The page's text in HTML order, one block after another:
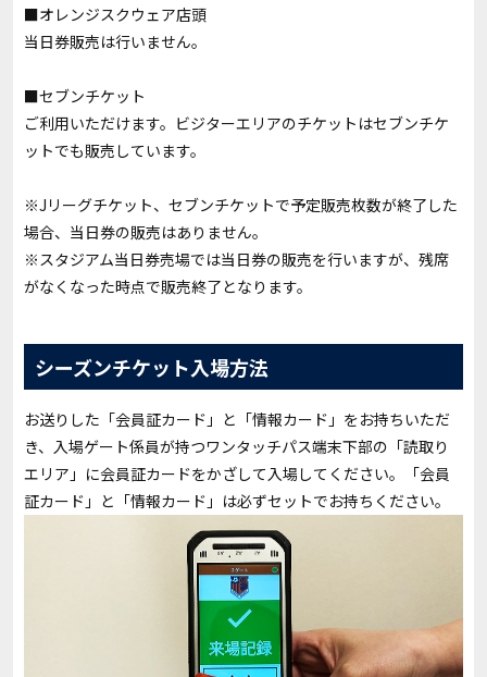
■オレンジスクウェア店頭
当日券販売は行いません。
■セブンチケット
ご利用いただけます。ビジターエリアのチケットはセブンチケ
ットでも販売しています。
※Jリーグチケット、セブンチケットで予定販売枚数が終了した
場合、当日券の販売はありません。
※スタジアム当日券売場では当日券の販売を行いますが、残席
がなくなった時点で販売終了となります。
シーズンチケット入場方法
お送りした「会員証カード」と「情報カード」をお持ちいただ
き、入場ゲート係員が持つワンタッチパス端末下部の「読取り
エリア」に会員証カードをかざして入場してください。「会員
証カード」と「情報カード」は必ずセットでお持ちください。